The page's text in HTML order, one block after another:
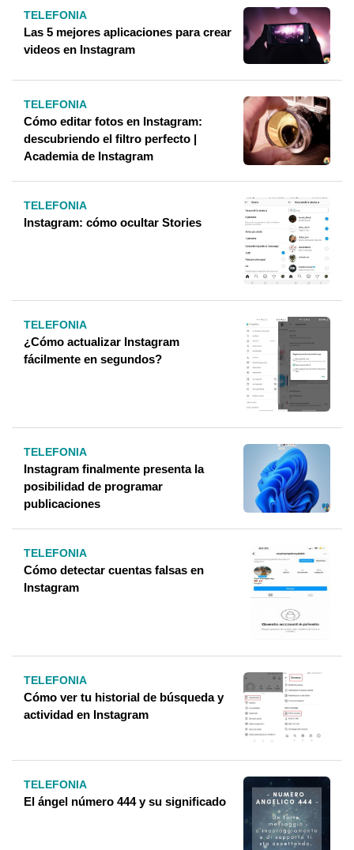
TELEFONIA
Las 5 mejores aplicaciones para crear
videos en Instagram
TELEFONIA
Cómo editar fotos en Instagram:
descubriendo el filtro perfecto |
Academia de Instagram
TELEFONIA
Instagram: cómo ocultar Stories
TELEFONIA
¿Cómo actualizar Instagram
fácilmente en segundos?
TELEFONIA
Instagram finalmente presenta la
posibilidad de programar
publicaciones
TELEFONIA
Cómo detectar cuentas falsas en
Instagram
TELEFONIA
Cómo ver tu historial de búsqueda y
actividad en Instagram
TELEFONIA
El ángel número 444 y su significado